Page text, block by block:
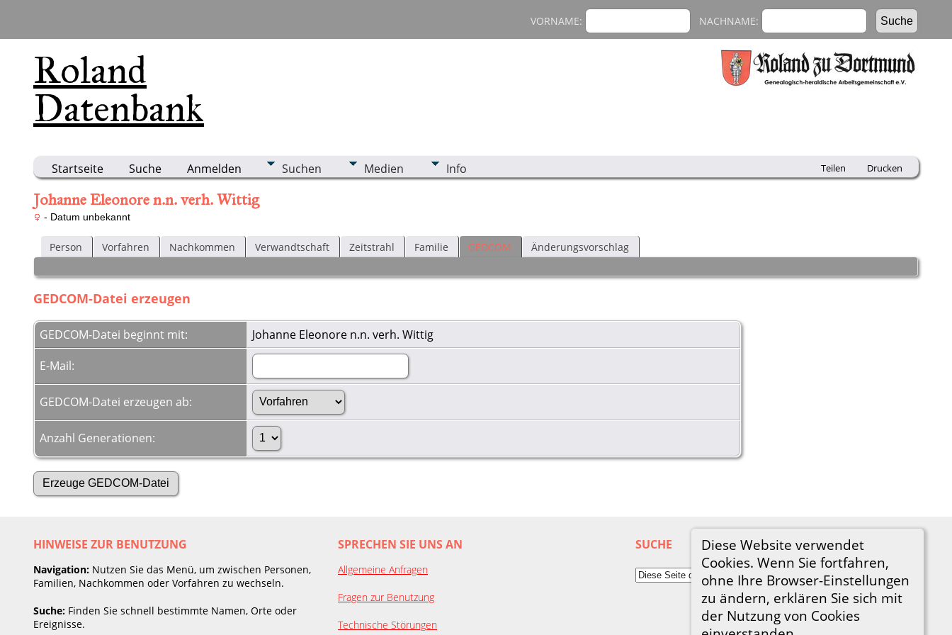
Roland
Datenbank
VORNAME: NACHNAME:
Startseite Suche Anmelden Suchen Medien Info Teilen Drucken
Diese Website verwendet
Cookies. Wenn Sie fortfahren,
ohne Ihre Browser-Einstellungen
zu ändern, erklären Sie sich mit
der Nutzung von Cookies
Johanne Eleonore n.n. verh. Wittig
- Datum unbekannt
Person Vorfahren Nachkommen Verwandtschaft Zeitstrahl Familie GEDCOM Änderungsvorschlag
GEDCOM-Datei erzeugen
GEDCOM-Datei beginnt mit:
Johanne Eleonore n.n. verh. Wittig
E-Mail:
GEDCOM-Datei erzeugen ab:
Anzahl Generationen:
HINWEISE ZUR BENUTZUNG
Navigation: Nutzen Sie das Menü, um zwischen Personen,
Familien, Nachkommen oder Vorfahren zu wechseln.
Suche: Finden Sie schnell bestimmte Namen, Orte oder
Ereignisse.
SPRECHEN SIE UNS AN
Allgemeine Anfragen
Fragen zur Benutzung
Technische Störungen
SUCHE